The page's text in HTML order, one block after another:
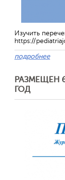
Изучить
https://
подробнее
РАЗМЕЩЕН
ГОД